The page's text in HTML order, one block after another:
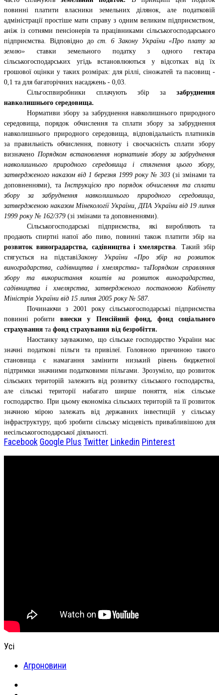
повинні платити власники земельних ділянок, але податковій
адміністрації простіше мати справу з одним великим підприємством,
аніж із сотнями пенсіонерів та працівниками сільськогосподарського
підприємства. Відповідно дост. 6 Закону України «Про плату за
землю» ставки земельного податку з одного гектара
сільськогосподарських угідь встановлюються у відсотках від їх
грошової оцінки у таких розмірах: для ріллі, сіножатей та пасовищ -
0,1 та для багаторічних насаджень - 0,03.
Сільгоспвиробники сплачують збір за забруднення
навколишнього середовища.
Нормативи збору за забруднення навколишнього природного
середовища, порядок обчислення та сплати збору за забруднення
навколишнього природного середовища, відповідальність платників
за правильність обчислення, повноту і своєчасність сплати збору
визначено Порядком встановлення нормативів збору за забруднення
навколишнього природного середовища і стягнення цього збору,
затвердженого наказом від 1 березня 1999 року № 303 (зі змінами та
доповненнями), та Інструкцією про порядок обчислення та сплати
збору за забруднення навколишнього природного середовища,
затвердженою наказом Мінекології України, ДПА України від 19 липня
1999 року № 162/379 (зі змінами та доповненнями).
Сільськогосподарські підприємства, які виробляють та
продають спиртні напої або пиво, повинні також платити збір на
розвиток виноградарства, садівництва і хмелярства . Такий збір
стягується на підставіЗакону України «Про збір на розвиток
виноградарства, садівництва і хмелярства» таПорядком справляння
збору та використання коштів на розвиток виноградарства,
садівництва і хмелярства, затвердженого постановою Кабінету
Міністрів України від 15 липня 2005 року № 587.
Починаючи з 2001 року сільськогосподарські підприємства
повинні робитивнески у Пенсійний фонд, фонд соціального
страхування та фонд страхування від безробіття.
Наостанку зауважимо, що сільське господарство України має
значні податкові пільги та привілеї. Головною причиною такого
становища є намагання замінити низький рівень бюджетної
підтримки значними податковими пільгами. Зрозуміло, що розвиток
сільських територій залежить від розвитку сільського господарства,
але сільські території набагато ширше поняття, ніж сільське
господарство. При цьому економіка сільських територій та її розвиток
значною мірою залежать від державних інвестицій у сільську
інфраструктуру, щоб зробити сільську місцевість привабливішою для
несільськогосподарської діяльності.
Facebook Google Plus Twitter Linkedin Pinterest
Усі
Агроновини